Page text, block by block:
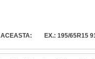
ACEASTA: EX.: 195/65R15